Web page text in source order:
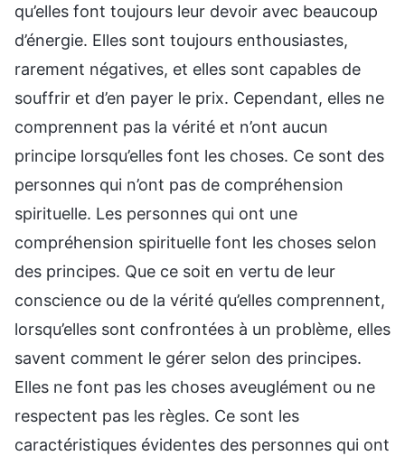
qu’elles font toujours leur devoir avec beaucoup
d’énergie. Elles sont toujours enthousiastes,
rarement négatives, et elles sont capables de
souffrir et d’en payer le prix. Cependant, elles ne
comprennent pas la vérité et n’ont aucun
principe lorsqu’elles font les choses. Ce sont des
personnes qui n’ont pas de compréhension
spirituelle. Les personnes qui ont une
compréhension spirituelle font les choses selon
des principes. Que ce soit en vertu de leur
conscience ou de la vérité qu’elles comprennent,
lorsqu’elles sont confrontées à un problème, elles
savent comment le gérer selon des principes.
Elles ne font pas les choses aveuglément ou ne
respectent pas les règles. Ce sont les
caractéristiques évidentes des personnes qui ont